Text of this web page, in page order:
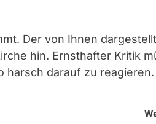
Der von Ihnen
hin. Ernsthafter Kritik
harsch darauf zu reagieren.